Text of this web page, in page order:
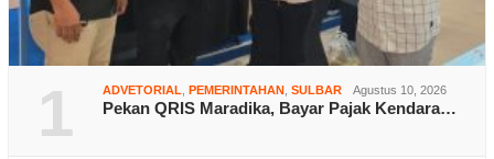
1 ADVETORIAL PEMERINTAHAN SULBAR Agustus 10, 2026
Pekan QRIS Maradika, Bayar Pajak Kendara…